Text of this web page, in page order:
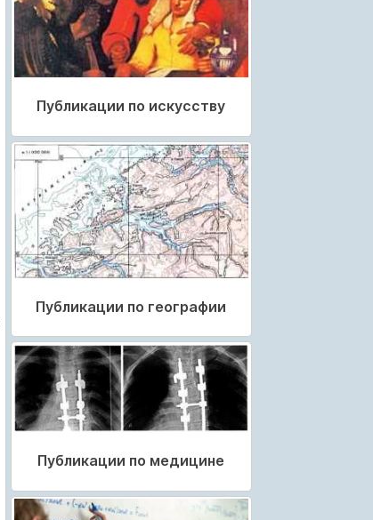
Публикации по искусству
Публикации по географии
Публикации по медицине